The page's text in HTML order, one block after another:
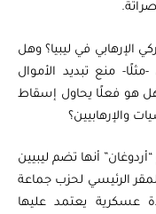
الإرهابي في ليبيا؟ وهل
منع تبديد الأموال
هل هو فعلًا يحاول إسقاط
والإرهابيين؟
أنها تضم ليبيين
الرئيسي لحزب جماعة
عسكرية يعتمد عليها